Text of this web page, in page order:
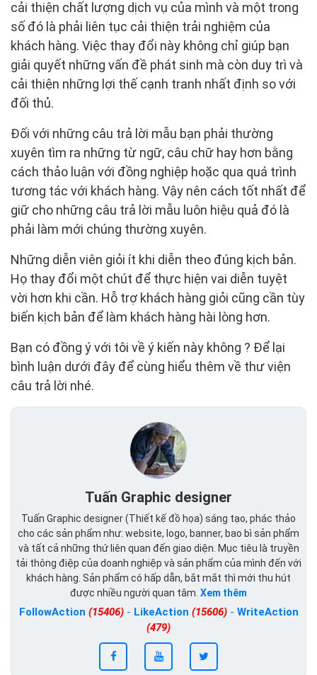
cải thiện chất lượng dịch vụ của mình và một trong
số đó là phải liên tục cải thiện trải nghiệm của
khách hàng. Việc thay đổi này không chỉ giúp bạn
giải quyết những vấn đề phát sinh mà còn duy trì và
cải thiện những lợi thế cạnh tranh nhất định so với
đối thủ.
Đối với những câu trả lời mẫu bạn phải thường
xuyên tìm ra những từ ngữ, câu chữ hay hơn bằng
cách thảo luận với đồng nghiệp hoặc qua quá trình
tương tác với khách hàng. Vậy nên cách tốt nhất để
giữ cho những câu trả lời mẫu luôn hiệu quả đó là
phải làm mới chúng thường xuyên.
Những diễn viên giỏi ít khi diễn theo đúng kịch bản.
Họ thay đổi một chút để thực hiện vai diễn tuyệt
vời hơn khi cần. Hỗ trợ khách hàng giỏi cũng cần tùy
biến kịch bản để làm khách hàng hài lòng hơn.
Bạn có đồng ý với tôi về ý kiến này không ? Để lại
bình luận dưới đây để cùng hiểu thêm về thư viện
câu trả lời nhé.
Tuấn Graphic designer
Tuấn Graphic designer (Thiết kế đồ họa) sáng tạo, phác thảo
cho các sản phẩm như: website, logo, banner, bao bì sản phẩm
và tất cả những thứ liên quan đến giao diện. Mục tiêu là truyền
tải thông điệp của doanh nghiệp và sản phẩm của mình đến với
khách hàng. Sản phẩm có hấp dẫn, bắt mắt thì mới thu hút
được nhiều người quan tâm. Xem thêm
FollowAction (15406)- LikeAction (15606)- WriteAction
(479)